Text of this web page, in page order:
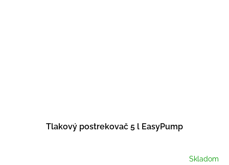
Tlakový postrekovač 5 l EasyPump
Skladom